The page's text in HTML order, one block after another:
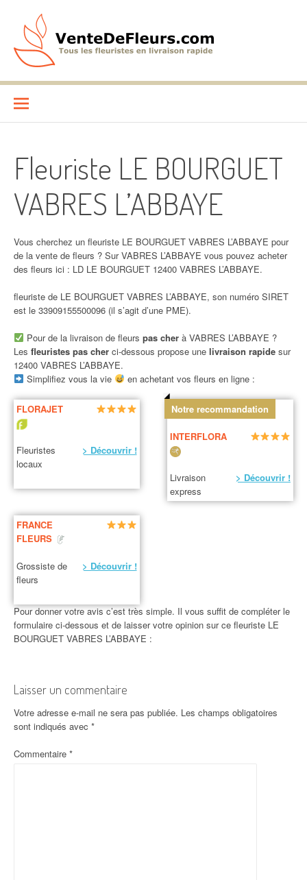
contenu
VenteDeFleurs.com
Fleuriste LE BOURGUET
VABRES L’ABBAYE
Vous cherchez un fleuriste LE BOURGUET VABRES L’ABBAYE pour
de la vente de fleurs ? Sur VABRES L’ABBAYE vous pouvez acheter
des fleurs ici : LD LE BOURGUET 12400 VABRES L’ABBAYE.
fleuriste de LE BOURGUET VABRES L’ABBAYE, son numéro SIRET
est le 33909155500096 (il s’agit d’une PME).
Pour de la livraison de fleurs pas cherà VABRES L’ABBAYE ?
Les fleuristes pas cher ci-dessous propose une livraison rapide sur
12400 VABRES L’ABBAYE.
Simplifiez vous la vie
en achetant vos fleurs en ligne :
FLORAJET
Fleuristes
locaux
> Découvrir !
Notre recommandation
INTERFLORA
Livraison
express
> Découvrir !
FRANCE
FLEURS
Grossiste de
fleurs
> Découvrir !
Pour donner votre avis c’est très simple. Il vous suffit de compléter le
formulaire ci-dessous et de laisser votre opinion sur ce fleuriste LE
BOURGUET VABRES L’ABBAYE :
Laisser un commentaire
Votre adresse e-mail ne sera pas publiée. Les champs obligatoires
sont indiqués avec *
Commentaire *